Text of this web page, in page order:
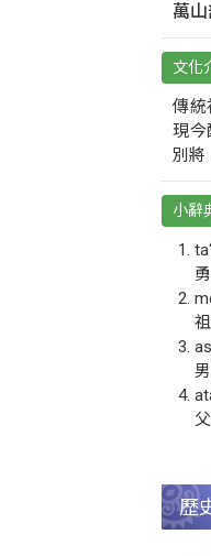
萬
文化
傳統
現今
別將
小辭
歷